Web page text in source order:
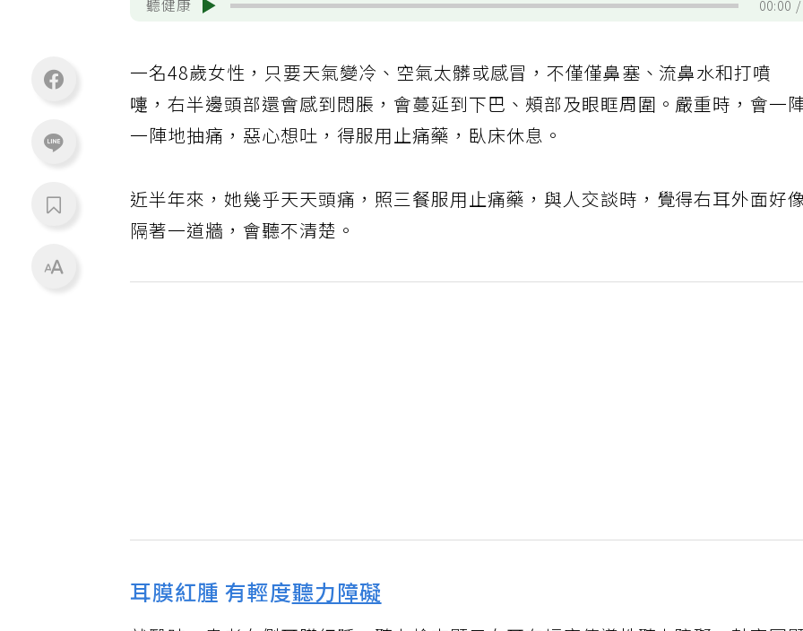
聽健康 00:00
一名48歲女性，只要天氣變冷、空氣太髒或感冒，不僅僅鼻塞、流鼻水和打噴
嚏，右半邊頭部還會感到悶脹，會蔓延到下巴、頰部及眼眶周圍。嚴重時，會一
一陣地抽痛，惡心想吐，得服用止痛藥，臥床休息。
近半年來，她幾乎天天頭痛，照三餐服用止痛藥，與人交談時，覺得右耳外面好
隔著一道牆，會聽不清楚。
耳膜紅腫 有輕度聽力障礙